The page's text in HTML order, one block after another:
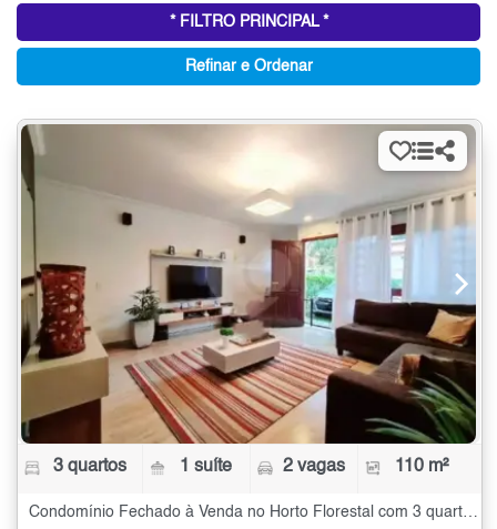
* FILTRO PRINCIPAL *
Refinar e Ordenar
3 quartos 1 suíte 2 vagas 110 m²
Condomínio Fechado à Venda no Horto Florestal com 3 quartos - 110 m²